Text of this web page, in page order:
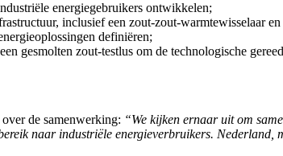
energiegebruikers ontwikkelen;
inclusief een zout-zout-warmtewisselaar
definiëren;
gesmolten zout-testlus om de technologische
de samenwerking: “We kijken ernaar uit om
naar industriële energieverbruikers.